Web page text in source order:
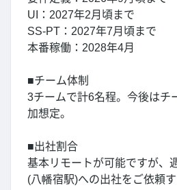
UI：2027年2月頃まで
SS-PT：2027年7月頃まで
本番稼働：2028年4月
■チーム体制
3チームで計6名程。今後はチ
加想定。
■出社割合
基本リモートが可能ですが、
(八幡宿駅)への出社をご依頼